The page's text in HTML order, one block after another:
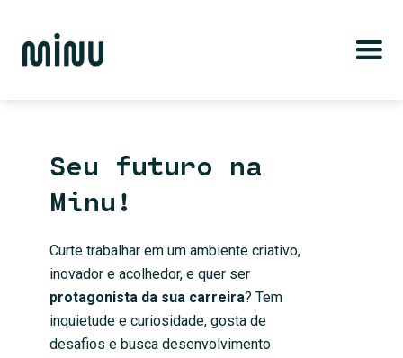
Seu futuro na
Minu!
Curte trabalhar em um ambiente criativo,
inovador e acolhedor, e quer ser
protagonista da sua carreira? Tem
inquietude e curiosidade, gosta de
desafios e busca desenvolvimento